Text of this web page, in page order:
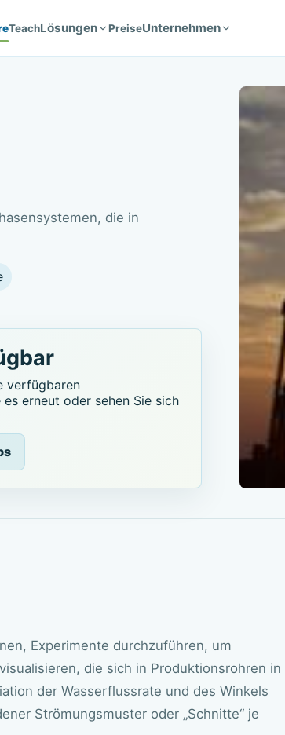
TeachLösungen PreiseUnternehmen
die in
verfügbaren
erneut oder sehen Sie sich
Experimente durchzuführen, um
die sich in Produktionsrohren in
der Wasserflussrate und des Winkels
Strömungsmuster oder „Schnitte“ je